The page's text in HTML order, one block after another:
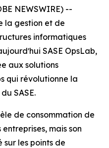
NEWSWIRE) --
la gestion et de
informatiques
SASE OpsLab,
aux solutions
qui révolutionne la
SASE.
de consommation de
mais son
les points de